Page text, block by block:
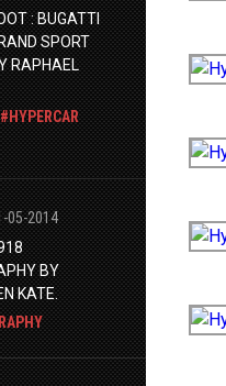
: BUGATTI
SPORT
RAPHAEL
HYPERCAR
05-2014
BY
KATE.